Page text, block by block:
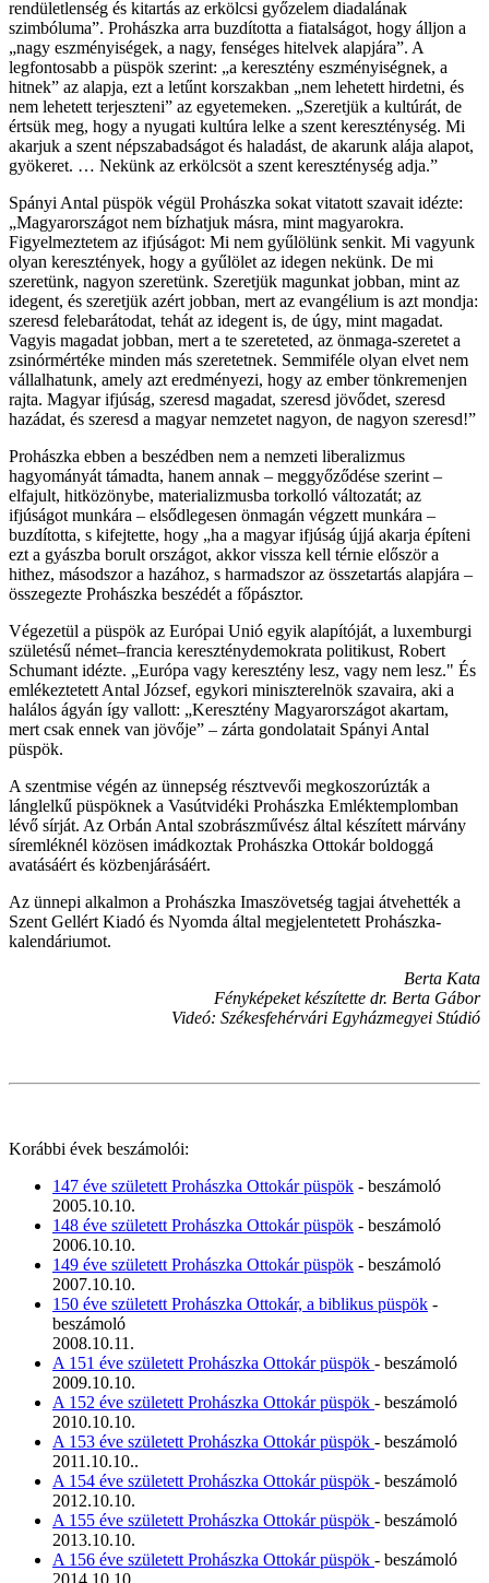
rendületlenség és kitartás az erkölcsi győzelem diadalának
szimbóluma”. Prohászka arra buzdította a fiatalságot, hogy álljon a
„nagy eszményiségek, a nagy, fenséges hitelvek alapjára”. A
legfontosabb a püspök szerint: „a keresztény eszményiségnek, a
hitnek” az alapja, ezt a letűnt korszakban „nem lehetett hirdetni, és
nem lehetett terjeszteni” az egyetemeken. „Szeretjük a kultúrát, de
értsük meg, hogy a nyugati kultúra lelke a szent kereszténység. Mi
akarjuk a szent népszabadságot és haladást, de akarunk alája alapot,
gyökeret. … Nekünk az erkölcsöt a szent kereszténység adja.”
Spányi Antal püspök végül Prohászka sokat vitatott szavait idézte:
„Magyarországot nem bízhatjuk másra, mint magyarokra.
Figyelmeztetem az ifjúságot: Mi nem gyűlölünk senkit. Mi vagyunk
olyan keresztények, hogy a gyűlölet az idegen nekünk. De mi
szeretünk, nagyon szeretünk. Szeretjük magunkat jobban, mint az
idegent, és szeretjük azért jobban, mert az evangélium is azt mondja:
szeresd felebarátodat, tehát az idegent is, de úgy, mint magadat.
Vagyis magadat jobban, mert a te szereteted, az önmaga-szeretet a
zsinórmértéke minden más szeretetnek. Semmiféle olyan elvet nem
vállalhatunk, amely azt eredményezi, hogy az ember tönkremenjen
rajta. Magyar ifjúság, szeresd magadat, szeresd jövődet, szeresd
hazádat, és szeresd a magyar nemzetet nagyon, de nagyon szeresd!”
Prohászka ebben a beszédben nem a nemzeti liberalizmus
hagyományát támadta, hanem annak – meggyőződése szerint –
elfajult, hitközönybe, materializmusba torkolló változatát; az
ifjúságot munkára – elsődlegesen önmagán végzett munkára –
buzdította, s kifejtette, hogy „ha a magyar ifjúság újjá akarja építeni
ezt a gyászba borult országot, akkor vissza kell térnie először a
hithez, másodszor a hazához, s harmadszor az összetartás alapjára –
összegezte Prohászka beszédét a főpásztor.
Végezetül a püspök az Európai Unió egyik alapítóját, a luxemburgi
születésű német–francia kereszténydemokrata politikust, Robert
Schumant idézte. „Európa vagy keresztény lesz, vagy nem lesz." És
emlékeztetett Antal József, egykori miniszterelnök szavaira, aki a
halálos ágyán így vallott: „Keresztény Magyarországot akartam,
mert csak ennek van jövője” – zárta gondolatait Spányi Antal
püspök.
A szentmise végén az ünnepség résztvevői megkoszorúzták a
lánglelkű püspöknek a Vasútvidéki Prohászka Emléktemplomban
lévő sírját. Az Orbán Antal szobrászművész által készített márvány
síremléknél közösen imádkoztak Prohászka Ottokár boldoggá
avatásáért és közbenjárásáért.
Az ünnepi alkalmon a Prohászka Imaszövetség tagjai átvehették a
Szent Gellért Kiadó és Nyomda által megjelentetett Prohászka-
kalendáriumot.
Berta Kata
Fényképeket készítette dr. Berta Gábor
Videó: Székesfehérvári Egyházmegyei Stúdió
Korábbi évek beszámolói:
147 éve született Prohászka Ottokár püspök - beszámoló
2005.10.10.
148 éve született Prohászka Ottokár püspök - beszámoló
2006.10.10.
149 éve született Prohászka Ottokár püspök - beszámoló
2007.10.10.
150 éve született Prohászka Ottokár, a biblikus püspök -
beszámoló
2008.10.11.
A 151 éve született Prohászka Ottokár püspök - beszámoló
2009.10.10.
A 152 éve született Prohászka Ottokár püspök - beszámoló
2010.10.10.
A 153 éve született Prohászka Ottokár püspök - beszámoló
2011.10.10..
A 154 éve született Prohászka Ottokár püspök - beszámoló
2012.10.10.
A 155 éve született Prohászka Ottokár püspök - beszámoló
2013.10.10.
A 156 éve született Prohászka Ottokár püspök - beszámoló
2014.10.10.